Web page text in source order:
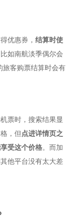
优惠券， 结算时使
如南航淡季偶尔会
旅客购票结算时会有
票时，搜索结果显
，但 点进详情页之
受这个价格。而加
他平台没有太大差